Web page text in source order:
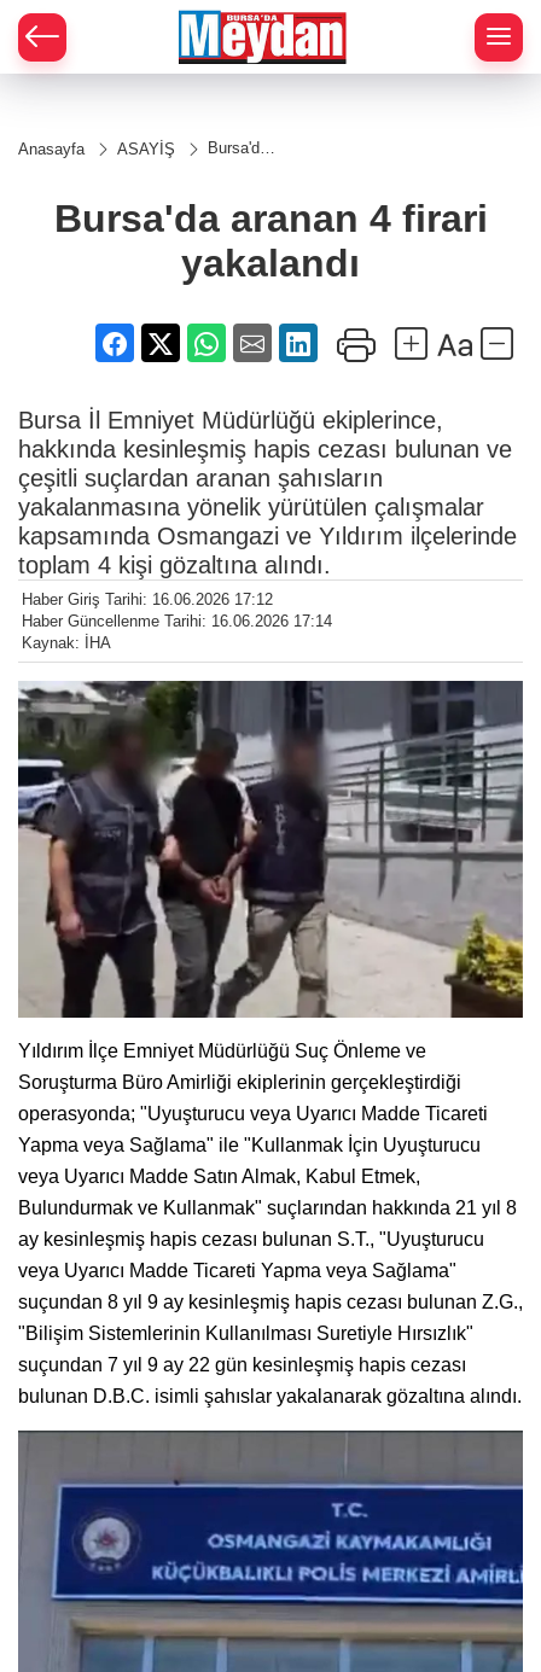
Anasayfa ASAYİŞ
Bursa'da
Bursa'da aranan 4 firari
yakalandı
Bursa İl Emniyet Müdürlüğü ekiplerince,
hakkında kesinleşmiş hapis cezası bulunan ve
çeşitli suçlardan aranan şahısların
yakalanmasına yönelik yürütülen çalışmalar
kapsamında Osmangazi ve Yıldırım ilçelerinde
toplam 4 kişi gözaltına alındı.
Haber Giriş Tarihi: 16.06.2026 17:12
Haber Güncellenme Tarihi: 16.06.2026 17:14
Kaynak: İHA
Yıldırım İlçe Emniyet Müdürlüğü Suç Önleme ve
Soruşturma Büro Amirliği ekiplerinin gerçekleştirdiği
operasyonda; "Uyuşturucu veya Uyarıcı Madde Ticareti
Yapma veya Sağlama" ile "Kullanmak İçin Uyuşturucu
veya Uyarıcı Madde Satın Almak, Kabul Etmek,
Bulundurmak ve Kullanmak" suçlarından hakkında 21 yıl 8
ay kesinleşmiş hapis cezası bulunan S.T., "Uyuşturucu
veya Uyarıcı Madde Ticareti Yapma veya Sağlama"
suçundan 8 yıl 9 ay kesinleşmiş hapis cezası bulunan Z.G.,
"Bilişim Sistemlerinin Kullanılması Suretiyle Hırsızlık"
suçundan 7 yıl 9 ay 22 gün kesinleşmiş hapis cezası
bulunan D.B.C. isimli şahıslar yakalanarak gözaltına alındı.